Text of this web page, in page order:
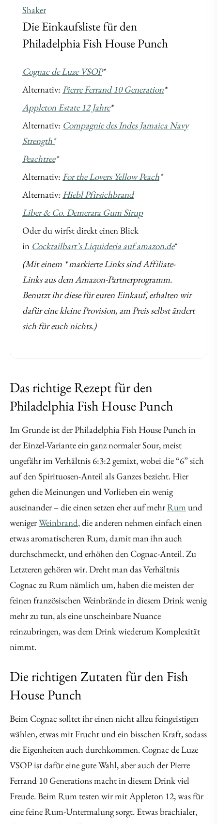
Shaker
Die Einkaufsliste für den
Philadelphia Fish House Punch
Cognac de Luze VSOP*
Alternativ: Pierre Ferrand 10 Generation*
Appleton Estate 12 Jahre*
Alternativ: Compagnie des Indes Jamaica Navy
Strength*
Peachtree*
Alternativ: For the Lovers Yellow Peach*
Alternativ: Hiebl Pfirsichbrand
Liber & Co. Demerara Gum Sirup
Oder du wirfst direkt einen Blick
in Cocktailbart’s Liquideria auf amazon.de*
(Mit einem * markierte Links sind Affiliate-
Links aus dem Amazon-Partnerprogramm.
Benutzt ihr diese für euren Einkauf, erhalten wir
dafür eine kleine Provision, am Preis selbst ändert
sich für euch nichts.)
Das richtige Rezept für den
Philadelphia Fish House Punch
Im Grunde ist der Philadelphia Fish House Punch in
der Einzel-Variante ein ganz normaler Sour, meist
ungefähr im Verhältnis 6:3:2 gemixt, wobei die “6” sich
auf den Spirituosen-Anteil als Ganzes bezieht. Hier
gehen die Meinungen und Vorlieben ein wenig
auseinander – die einen setzen eher auf mehrRum und
wenigerWeinbrand, die anderen nehmen einfach einen
etwas aromatischeren Rum, damit man ihn auch
durchschmeckt, und erhöhen den Cognac-Anteil. Zu
Letzteren gehören wir. Dreht man das Verhältnis
Cognac zu Rum nämlich um, haben die meisten der
feinen französischen Weinbrände in diesem Drink wenig
mehr zu tun, als eine unscheinbare Nuance
reinzubringen, was dem Drink wiederum Komplexität
nimmt.
Die richtigen Zutaten für den Fish
House Punch
Beim Cognac solltet ihr einen nicht allzu feingeistigen
wählen, etwas mit Frucht und ein bisschen Kraft, sodass
die Eigenheiten auch durchkommen. Cognac de Luze
VSOP ist dafür eine gute Wahl, aber auch der Pierre
Ferrand 10 Generations macht in diesem Drink viel
Freude. Beim Rum testen wir mit Appleton 12, was für
eine feine Rum-Untermalung sorgt. Etwas brachialer,